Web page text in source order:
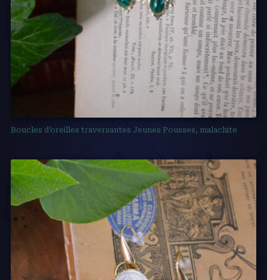
Boucles d’oreilles traversantes Jeunes Pousses, malachite